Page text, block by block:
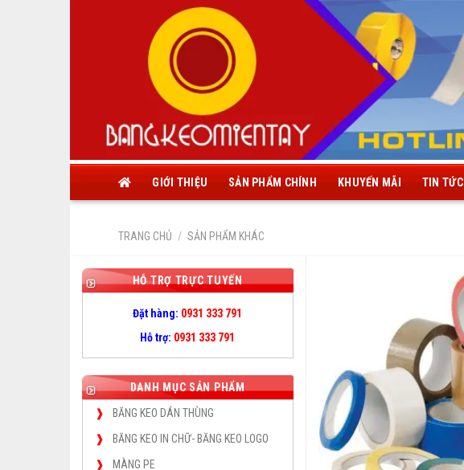
GIỚI THIỆU SẢN PHẨM CHÍNH KHUYẾN MÃI TIN TỨC
TRANG CHỦ / SẢN PHẨM KHÁC
HỖ TRỢ TRỰC TUYẾN
Đặt hàng: 0931 333 791
Hỗ trợ: 0931 333 791
DANH MỤC SẢN PHẨM
BĂNG KEO DÁN THÙNG
BĂNG KEO IN CHỮ- BĂNG KEO LOGO
MÀNG PE